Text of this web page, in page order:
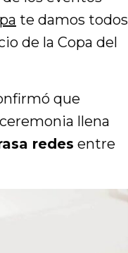
te damos todos
de la Copa del
que
llena
redes entre